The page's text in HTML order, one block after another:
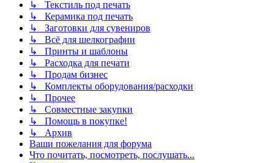
↳ Текстиль под печать
↳ Керамика под печать
↳ Заготовки для сувениров
↳ Всё для шелкографии
↳ Принты и шаблоны
↳ Расходка для печати
↳ Продам бизнес
↳ Комплекты оборудования/расходки
↳ Прочее
↳ Совместные закупки
↳ Помощь в покупке!
↳ Архив
Ваши пожелания для форума
Что почитать, посмотреть, послушать...